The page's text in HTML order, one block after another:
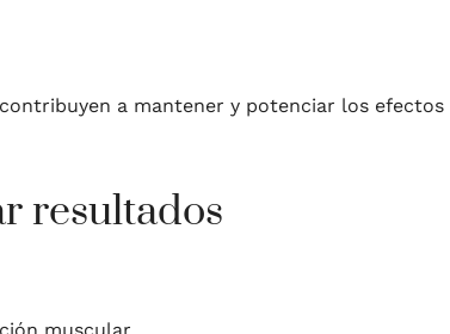
a mantener y potenciar los efectos
resultados